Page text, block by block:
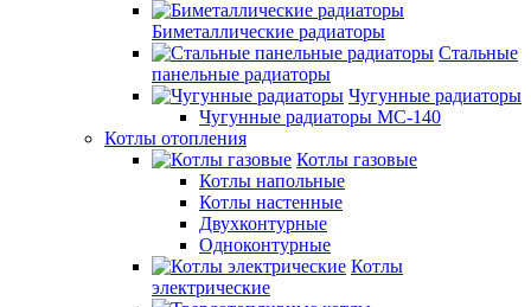
Биметаллические радиаторы
Стальные
панельные радиаторы
Чугунные радиаторы
Чугунные радиаторы МС-140
Котлы отопления
Котлы газовые
Котлы напольные
Котлы настенные
Двухконтурные
Одноконтурные
Котлы
электрические